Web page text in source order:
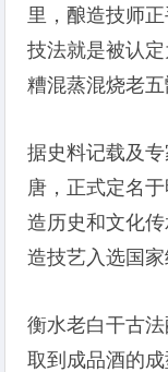
里，酿造技师
技法就是被认
糟混蒸混烧老五
据史料记载及
唐，正式定名
造历史和文化
造技艺入选国家
衡水老白干古
取到成品酒的